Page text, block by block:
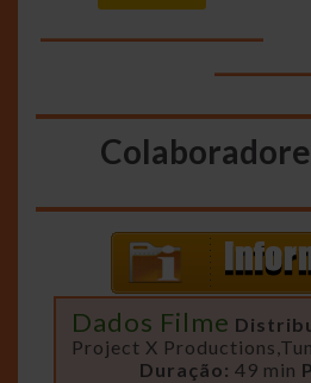
Dados Filme
Project X
Duração: 49 min